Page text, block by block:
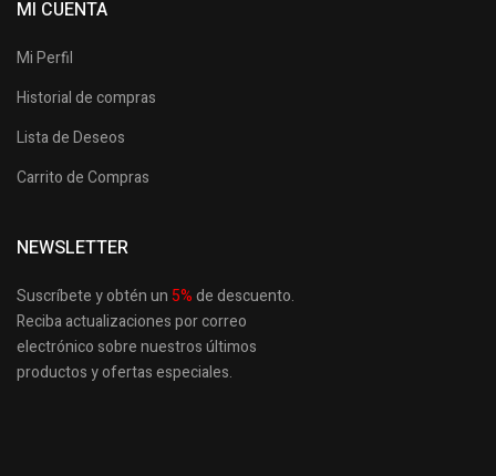
MI CUENTA
Mi Perfil
Historial de compras
Lista de Deseos
Carrito de Compras
NEWSLETTER
Suscríbete y obtén un 5%de descuento.
Reciba actualizaciones por correo
electrónico sobre nuestros últimos
productosy ofertas especiales.